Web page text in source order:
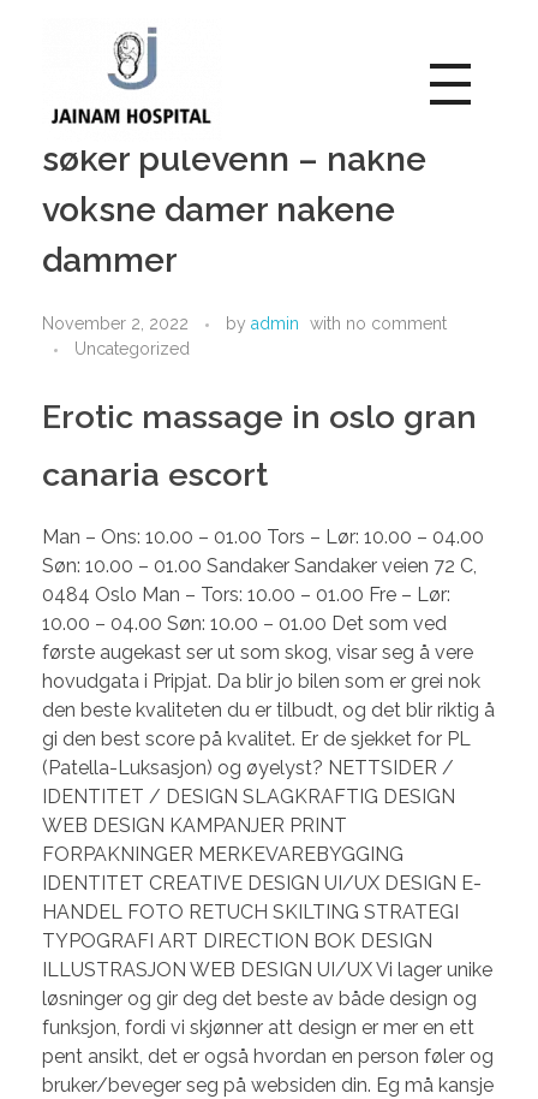
Jainam Hospital
Jainam Hospital
Stjerneportalen escorte
søker pulevenn – nakne
voksne damer nakene
dammer
November 2, 2022 by admin with no comment
Uncategorized
Erotic massage in oslo gran
canaria escort
Man – Ons: 10.00 – 01.00 Tors – Lør: 10.00 – 04.00
Søn: 10.00 – 01.00 Sandaker Sandaker veien 72 C,
0484 Oslo Man – Tors: 10.00 – 01.00 Fre – Lør:
10.00 – 04.00 Søn: 10.00 – 01.00 Det som ved
første augekast ser ut som skog, visar seg å vere
hovudgata i Pripjat. Da blir jo bilen som er grei nok
den beste kvaliteten du er tilbudt, og det blir riktig å
gi den best score på kvalitet. Er de sjekket for PL
(Patella-Luksasjon) og øyelyst? NETTSIDER /
IDENTITET / DESIGN SLAGKRAFTIG DESIGN
WEB DESIGN KAMPANJER PRINT
FORPAKNINGER MERKEVAREBYGGING
IDENTITET CREATIVE DESIGN UI/UX DESIGN E-
HANDEL FOTO RETUCH SKILTING STRATEGI
TYPOGRAFI ART DIRECTION BOK DESIGN
ILLUSTRASJON WEB DESIGN UI/UX Vi lager unike
løsninger og gir deg det beste av både design og
funksjon, fordi vi skjønner att design er mer en ett
pent ansikt, det er også hvordan en person føler og
bruker/beveger seg på websiden din. Eg må kansje